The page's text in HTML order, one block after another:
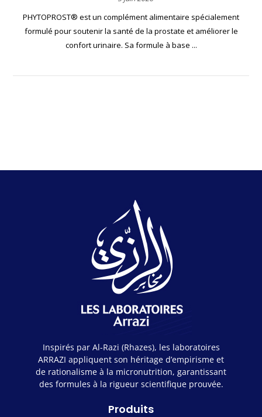
PHYTOPROST® est un complément alimentaire spécialement
formulé pour soutenir la santé de la prostate et améliorer le
confort urinaire. Sa formule à base ...
Inspirés par Al-Razi (Rhazes), les laboratoires
ARRAZI appliquent son héritage d’empirisme et
de rationalisme à la micronutrition, garantissant
des formules à la rigueur scientifique prouvée.
Produits